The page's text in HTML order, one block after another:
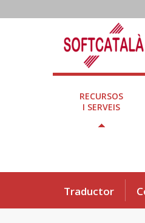
RECURSOS
I SERVEIS
Traductor